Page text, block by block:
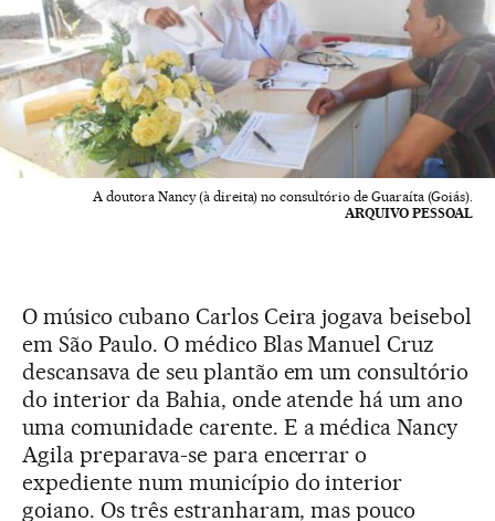
A doutora Nancy (à direita) no consultório de Guaraíta (Goiás).
ARQUIVO PESSOAL
O músico cubano Carlos Ceira jogava beisebol
em São Paulo. O médico Blas Manuel Cruz
descansava de seu plantão em um consultório
do interior da Bahia, onde atende há um ano
uma comunidade carente. E a médica Nancy
Agila preparava-se para encerrar o
expediente num município do interior
goiano. Os três estranharam, mas pouco